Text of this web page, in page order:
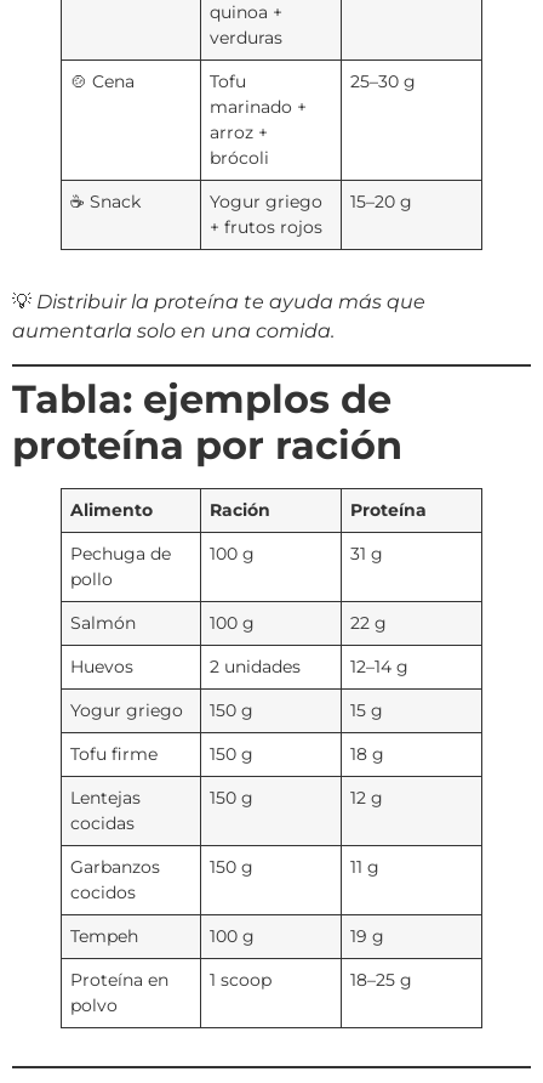
quinoa +
verduras
🍲 Cena
Tofu
marinado +
arroz +
brócoli
25–30 g
☕ Snack
Yogur griego
+ frutos rojos
15–20 g
💡 Distribuir la proteína te ayuda más que
aumentarla solo en una comida.
Tabla: ejemplos de
proteína por ración
Alimento Ración
Proteína
Pechuga de
pollo
100 g 31 g
Salmón 100 g
22 g
Huevos
2 unidades
12–14 g
Yogur griego
150 g
15 g
Tofu firme
150 g
18 g
Lentejas
cocidas
150 g 12 g
Garbanzos
cocidos
150 g 11 g
Tempeh 100 g
19 g
Proteína en
polvo
1 scoop 18–25 g